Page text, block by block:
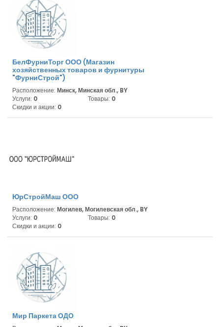
БелФурниТорг ООО (Магазин
хозяйственных товаров и фурнитуры
"ФурниСтрой")
Расположение: Минск, Минская обл., BY
Услуги: 0 Товары: 0
Скидки и акции: 0
ЮрСтройМаш ООО
Расположение: Могилев, Могилевская обл., BY
Услуги: 0 Товары: 0
Скидки и акции: 0
Мир Паркета ОДО